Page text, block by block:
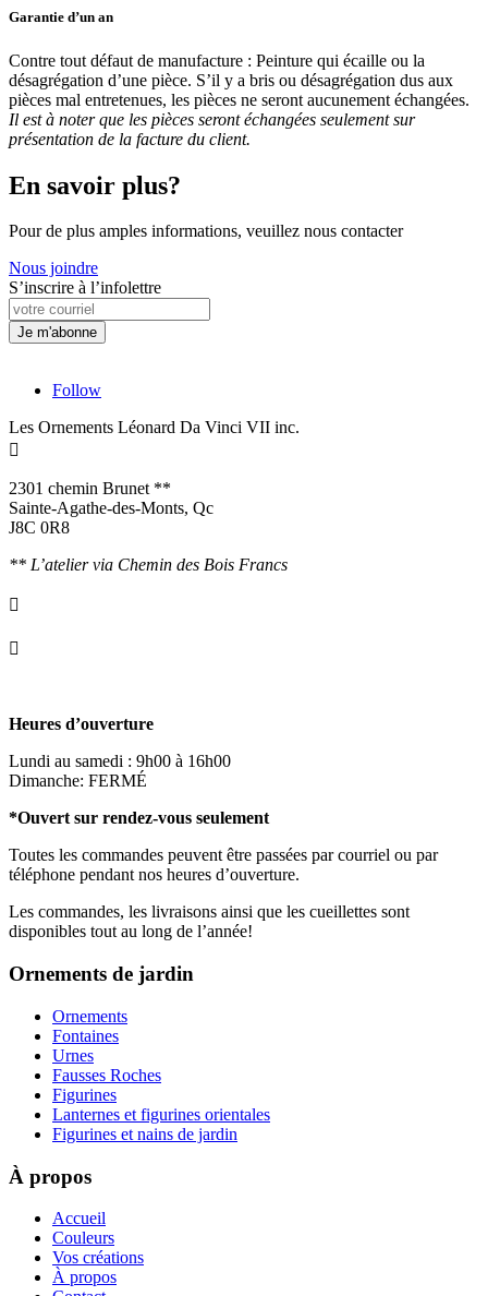
Garantie d’un an
Contre tout défaut de manufacture : Peinture qui écaille ou la
désagrégation d’une pièce. S’il y a bris ou désagrégation dus aux
pièces mal entretenues, les pièces ne seront aucunement échangées.
Il est à noter que les pièces seront échangées seulement sur
présentation de la facture du client.
En savoir plus?
Pour de plus amples informations, veuillez nous contacter
Nous joindre
S’inscrire à l’infolettre
Follow
Les Ornements Léonard Da Vinci VII inc.

2301 chemin Brunet **
Sainte-Agathe-des-Monts, Qc
J8C 0R8
** L’atelier via Chemin des Bois Francs


Heures d’ouverture
Lundi au samedi : 9h00 à 16h00
Dimanche: FERMÉ
*Ouvert sur rendez-vous seulement
Toutes les commandes peuvent être passées par courriel ou par
téléphone pendant nos heures d’ouverture.
Les commandes, les livraisons ainsi que les cueillettes sont
disponibles tout au long de l’année!
Ornements de jardin
Ornements
Fontaines
Urnes
Fausses Roches
Figurines
Lanternes et figurines orientales
Figurines et nains de jardin
À propos
Accueil
Couleurs
Vos créations
À propos